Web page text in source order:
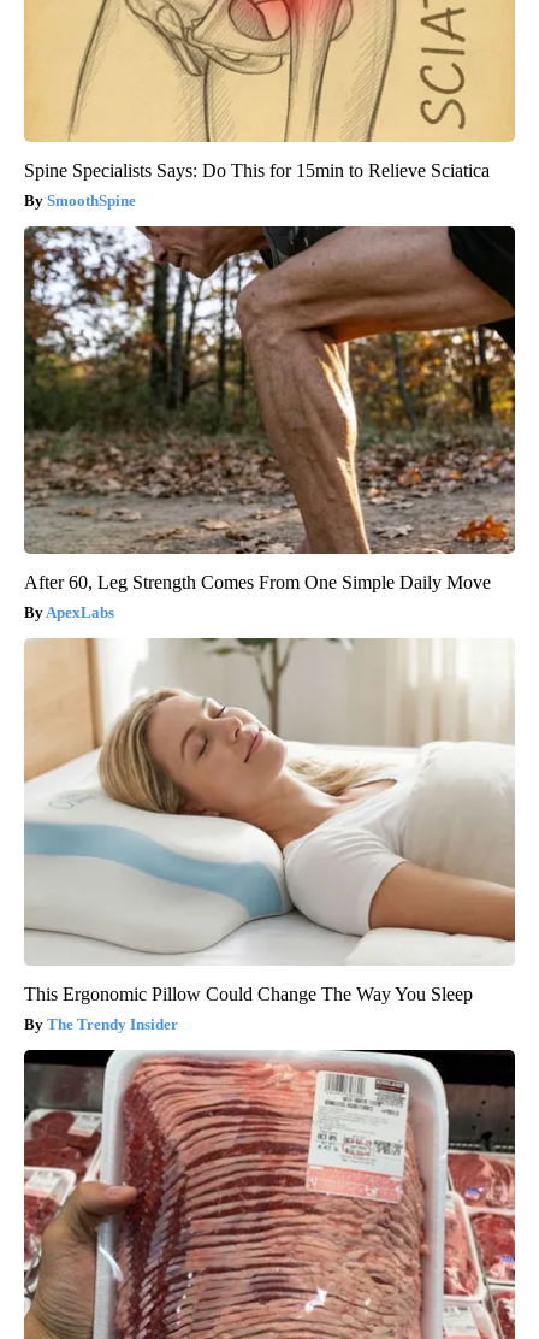
Spine Specialists Says: Do This for 15min to Relieve Sciatica
SmoothSpine
After 60, Leg Strength Comes From One Simple Daily Move
ApexLabs
This Ergonomic Pillow Could Change The Way You Sleep
The Trendy Insider